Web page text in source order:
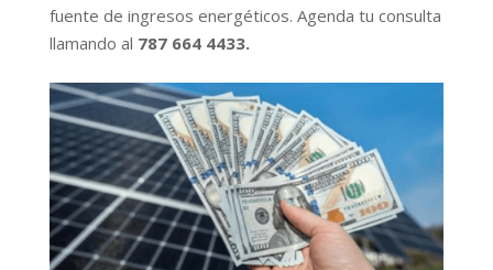
fuente de ingresos energéticos. Agenda tu consulta
llamando al 787 664 4433.